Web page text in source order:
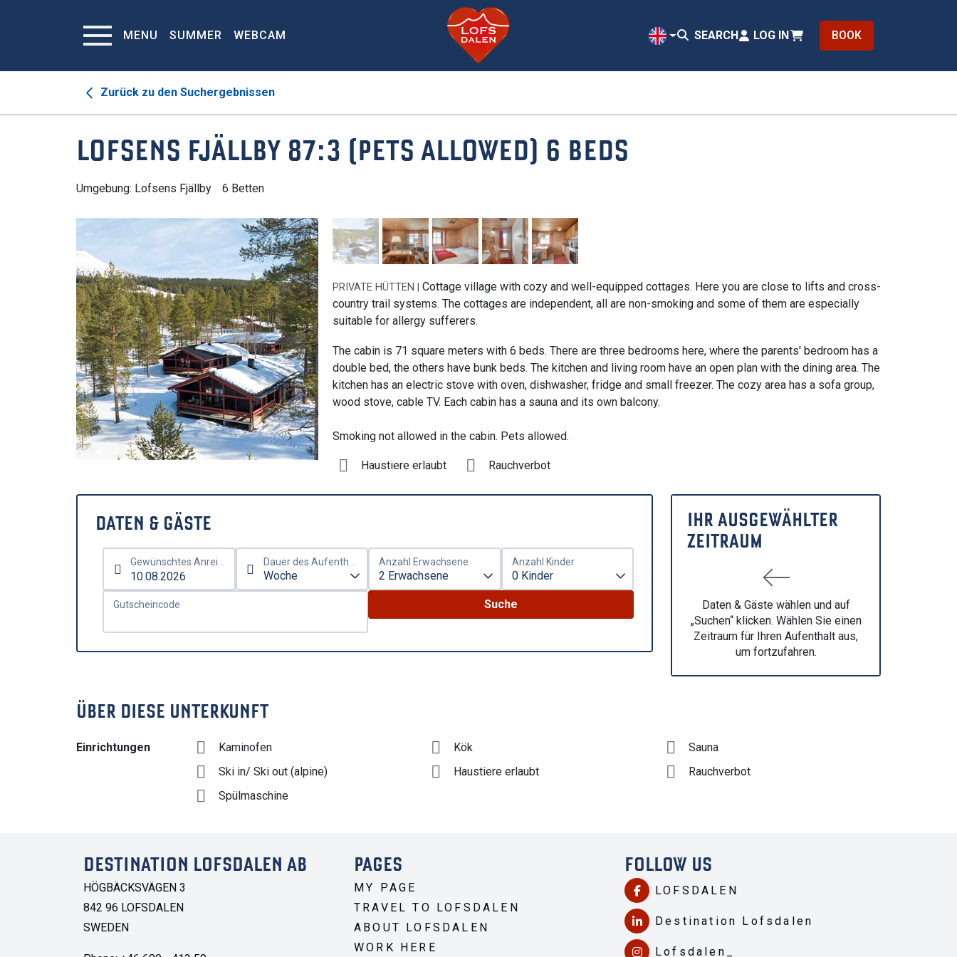
MENU SUMMER
WEBCAM
SEARCH LOG IN BOOK
Zurück zu den Suchergebnissen
LOFSENS FJÄLLBY 87:3 (PETS ALLOWED) 6 BEDS
Umgebung: Lofsens Fjällby 6 Betten
PRIVATE HÜTTEN |
Cottage village with cozy and well-equipped cottages. Here you are close to lifts and cross-
country trail systems. The cottages are independent, all are non-smoking and some of them are especially
suitable for allergy sufferers.
The cabin is 71 square meters with 6 beds. There are three bedrooms here, where the parents' bedroom has a
double bed, the others have bunk beds. The kitchen and living room have an open plan with the dining area. The
kitchen has an electric stove with oven, dishwasher, fridge and small freezer. The cozy area has a sofa group,
wood stove, cable TV. Each cabin has a sauna and its own balcony.
Smoking not allowed in the cabin. Pets allowed.
Haustiere erlaubt Rauchverbot
DATEN & GÄSTE
Anzahl Erwachsene Anzahl Kinder
Gutscheincode Suche
IHR AUSGEWÄHLTER
ZEITRAUM
Daten & Gäste wählen und auf
„Suchen“ klicken. Wählen Sie einen
Zeitraum für Ihren Aufenthalt aus,
um fortzufahren.
ÜBER DIESE UNTERKUNFT
Einrichtungen Kaminofen Kök
Sauna
Ski in/ Ski out (alpine)
Haustiere erlaubt
Rauchverbot
Spülmaschine
DESTINATION LOFSDALEN AB
HÖGBÄCKSVÄGEN 3
842 96 LOFSDALEN
SWEDEN
PAGES
MY PAGE
TRAVEL TO LOFSDALEN
ABOUT LOFSDALEN
WORK HERE
FOLLOW US
LOFSDALEN
Destination Lofsdalen
Lofsdalen_